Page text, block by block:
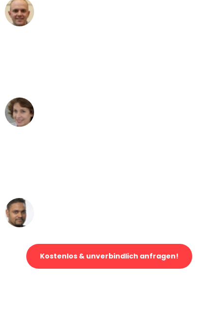
Kostenlos & unverbindlich anfragen!